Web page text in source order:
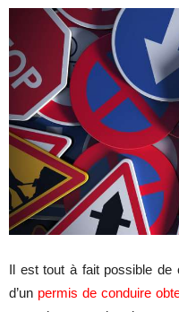
Il est tout à fait possible de
d’un permis de conduire